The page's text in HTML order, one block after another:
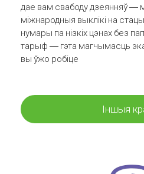
дае вам свабоду дзеянняў —
міжнародныя выклікі на
нумары па нізкіх цэнах без
тарыф — гэта магчымасць
вы ўжо робіце
Іншыя